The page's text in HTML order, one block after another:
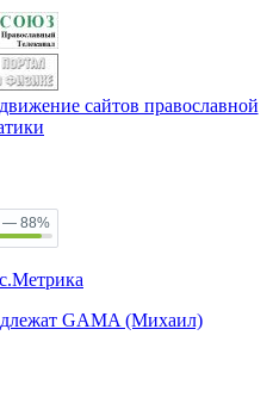
88%
GAMA (Михаил)